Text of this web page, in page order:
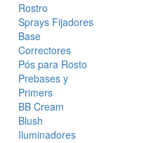
Rostro
Sprays Fijadores
Base
Correctores
Pós para Rosto
Prebases y
Primers
BB Cream
Blush
Iluminadores